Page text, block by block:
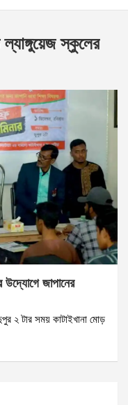
স্কুলের
উদ্যোগে জাপানের
২ টার সময় কাটাইখানা মোড়